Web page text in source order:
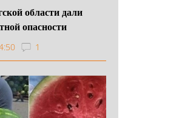
области дали
опасности
1